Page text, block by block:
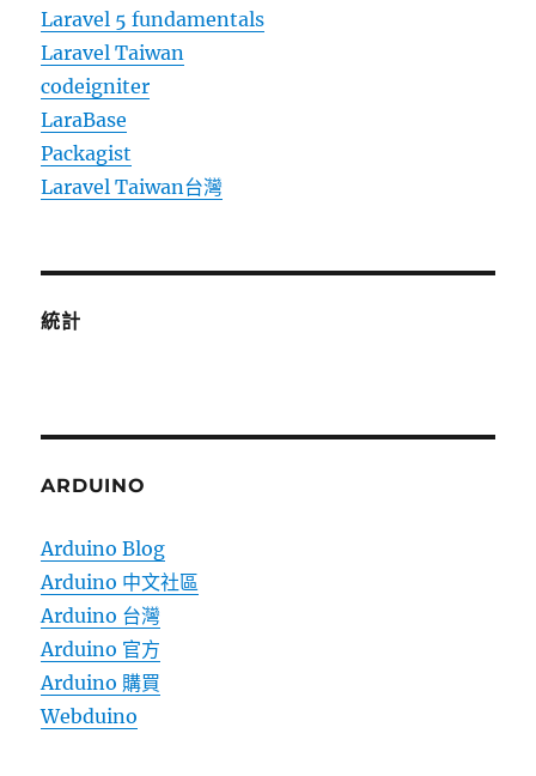
Laravel 5 fundamentals
Laravel Taiwan
codeigniter
LaraBase
Packagist
Laravel Taiwan台灣
統計
ARDUINO
Arduino Blog
Arduino 中文社區
Arduino 台灣
Arduino 官方
Arduino 購買
Webduino